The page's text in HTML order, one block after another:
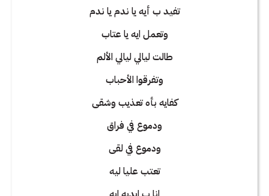
تفيد ب أيه يا ندم يا ندم
وتعمل ايه يا عتاب
طالت ليالي ليالي الألم
وتفرقوا الأحباب
كفايه بأه تعذيب وشقى
ودموع في فراق
ودموع في لقى
تعتب عليا ليه